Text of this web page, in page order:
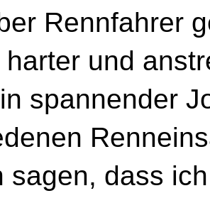
Rennfahrer
und
spannender
sagen, dass